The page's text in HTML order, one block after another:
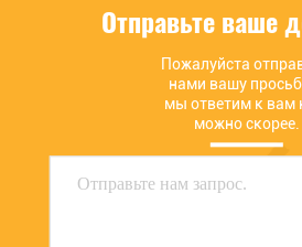
Отправьте ваше
Пожалуйста
нами вашу
мы ответим к вам
можно скорее.